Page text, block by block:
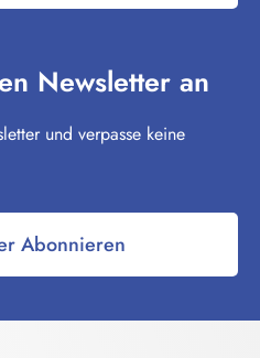
Newsletter an
und verpasse keine
Abonnieren